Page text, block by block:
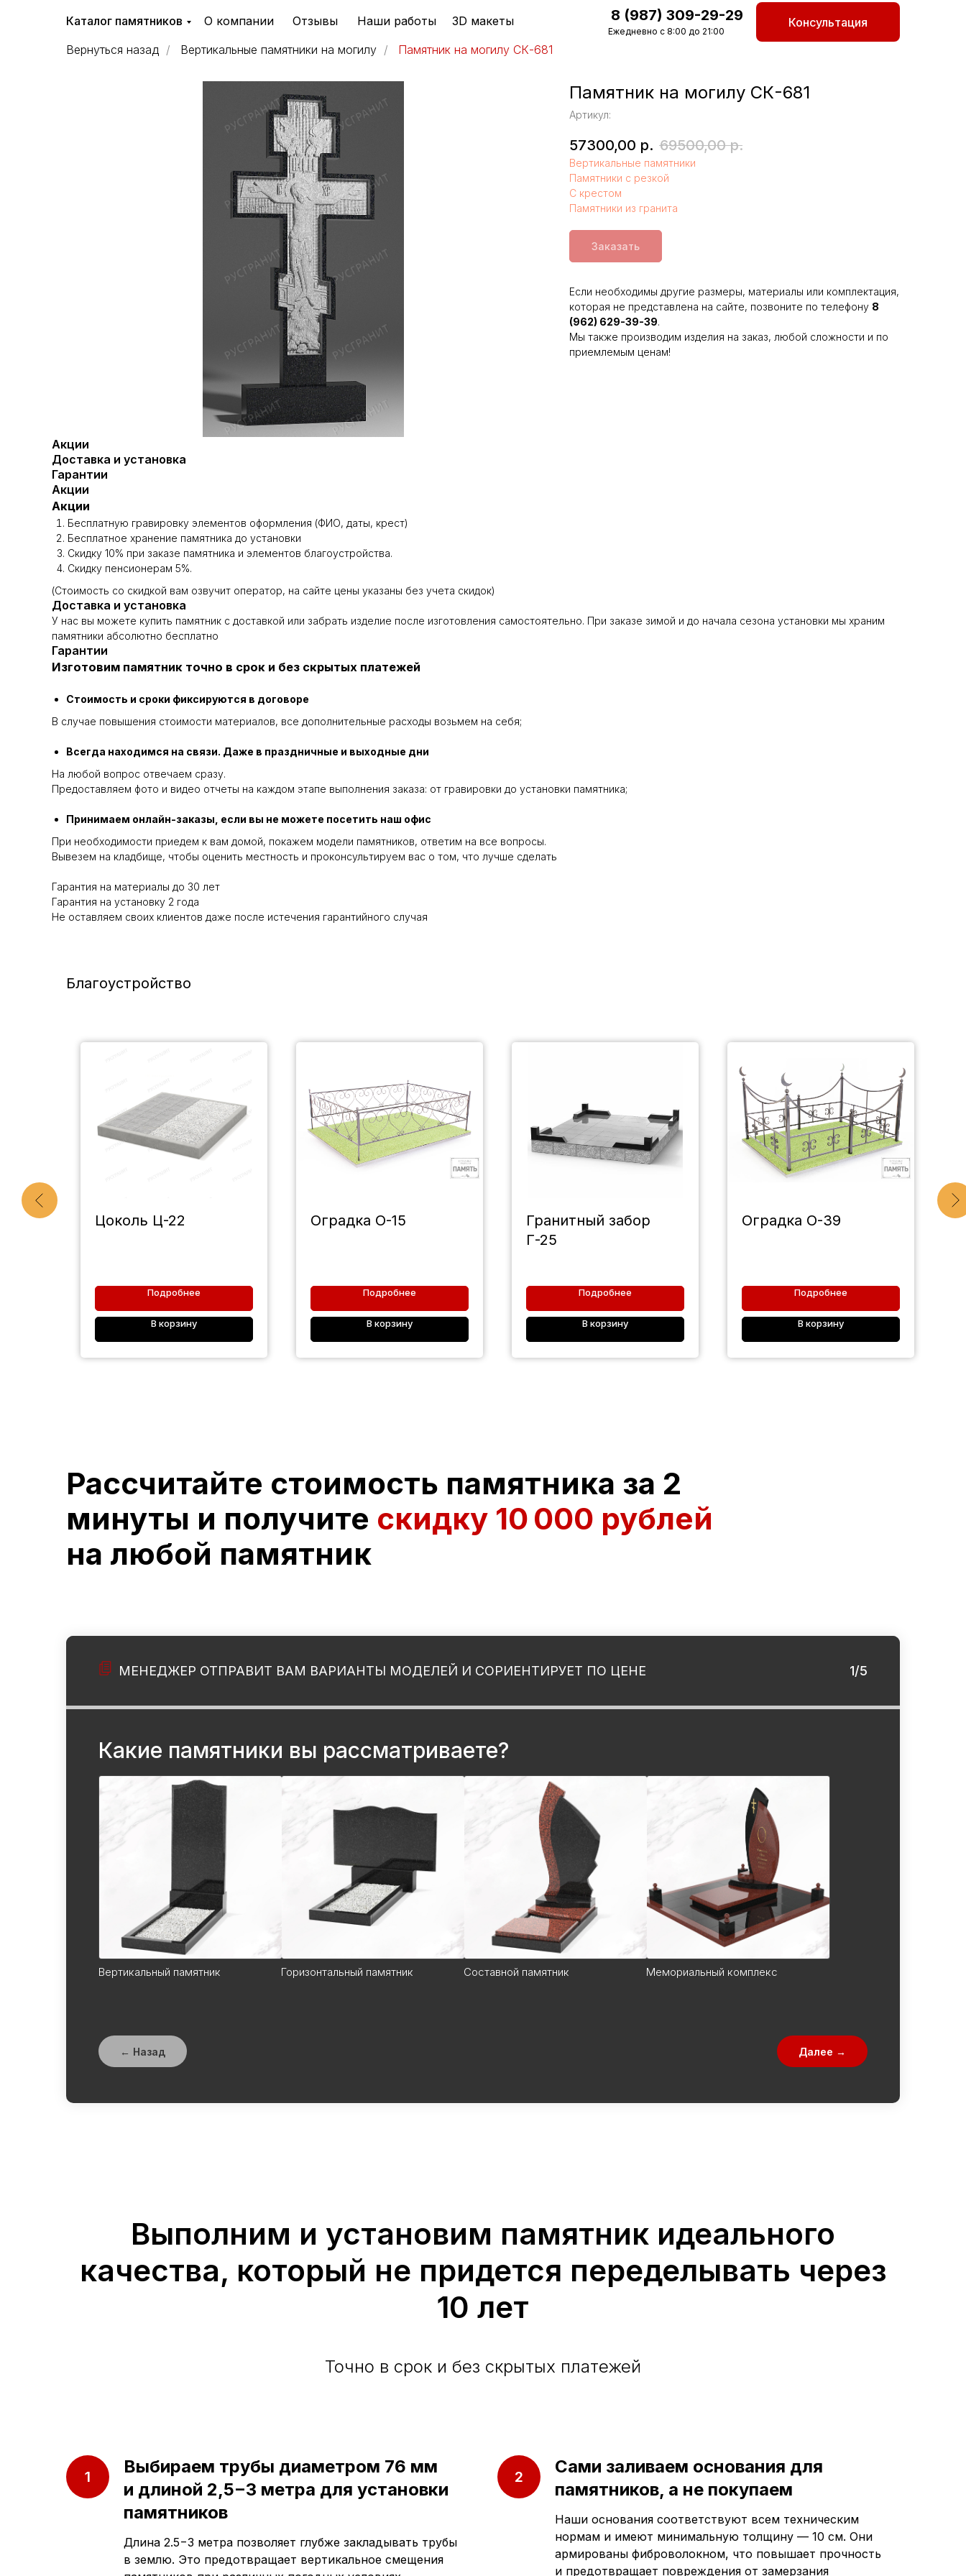
Каталог памятников О компании Отзывы Наши работы 3D макеты Консультация
8 (987) 309-29-29
Ежедневно с 8:00 до 21:00
Вернуться назад / Вертикальные памятники на могилу / Памятник на могилу СК-681
Памятник на могилу СК-681
Артикул:
57300,00 р. 69500,00 р.
Вертикальные памятники
Памятники с резкой
С крестом
Памятники из гранита
Заказать
Если необходимы другие размеры, материалы или комплектация,
которая не представлена на сайте, позвоните по телефону 8
(962) 629-39-39.
Мы также производим изделия на заказ, любой сложности и по
приемлемым ценам!
Акции
Доставка и установка
Гарантии
Акции
Акции
Бесплатную гравировку элементов оформления (ФИО, даты, крест)
Бесплатное хранение памятника до установки
Скидку 10% при заказе памятника и элементов благоустройства.
Скидку пенсионерам 5%.
(Стоимость со скидкой вам озвучит оператор, на сайте цены указаны без учета скидок)
Доставка и установка
У нас вы можете купить памятник с доставкой или забрать изделие после изготовления самостоятельно. При заказе зимой и до начала сезона установки мы храним
памятники абсолютно бесплатно
Гарантии
Изготовим памятник точно в срок и без скрытых платежей
Стоимость и сроки фиксируются в договоре
В случае повышения стоимости материалов, все дополнительные расходы возьмем на себя;
Всегда находимся на связи. Даже в праздничные и выходные дни
На любой вопрос отвечаем сразу.
Предоставляем фото и видео отчеты на каждом этапе выполнения заказа: от гравировки до установки памятника;
Принимаем онлайн-заказы, если вы не можете посетить наш офис
При необходимости приедем к вам домой, покажем модели памятников, ответим на все вопросы.
Вывезем на кладбище, чтобы оценить местность и проконсультируем вас о том, что лучше сделать
Гарантия на материалы до 30 лет
Гарантия на установку 2 года
Не оставляем своих клиентов даже после истечения гарантийного случая
Благоустройство
Цоколь Ц-22
Подробнее
В корзину
Оградка О-15
Подробнее
В корзину
Гранитный забор
Г-25
Подробнее
В корзину
Оградка О-39
Подробнее
В корзину
Рассчитайте стоимость памятника за 2
минуты и получите скидку 10 000 рублей
на любой памятник
МЕНЕДЖЕР ОТПРАВИТ ВАМ ВАРИАНТЫ МОДЕЛЕЙ И СОРИЕНТИРУЕТ ПО ЦЕНЕ 1/5
Какие памятники вы рассматриваете?
Вертикальный памятник Горизонтальный памятник Составной памятник Мемориальный комплекс
← Назад Далее →
Выполним и установим памятник идеального
качества, который не придется переделывать через
10 лет
Точно в срок и без скрытых платежей
Выбираем трубы диаметром 76 мм
и длиной 2,5−3 метра для установки
памятников
Длина 2.5−3 метра позволяет глубже закладывать трубы
в землю. Это предотвращает вертикальное смещения
Сами заливаем основания для
памятников, а не покупаем
Наши основания соответствуют всем техническим
нормам и имеют минимальную толщину — 10 см. Они
армированы фиброволокном, что повышает прочность
и предотвращает повреждения от замерзания